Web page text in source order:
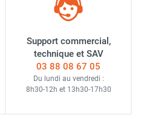
Support commercial,
technique et SAV
03 88 08 67 05
Du lundi au vendredi :
8h30-12h et 13h30-17h30